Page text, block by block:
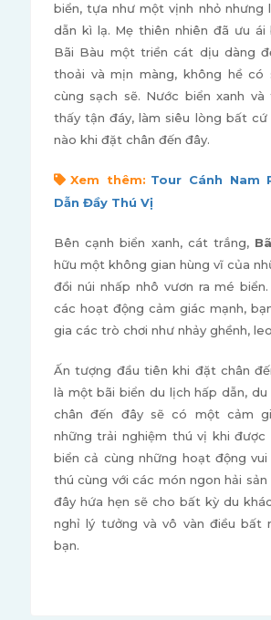
biển, tựa như một vịnh nhỏ nhưng
dẫn kì lạ. Mẹ thiên nhiên đã ưu ái
Bãi Bàu một triền cát dịu dàng
thoải và mịn màng, không hề có
cùng sạch sẽ. Nước biển xanh
thấy tận đáy, làm siêu lòng bất cứ
nào khi đặt chân đến đây.
Xem thêm: Tour Cánh Nam
Dẫn Đầy Thú Vị
Bên cạnh biển xanh, cát trắng,
hữu một không gian hùng vĩ của
đồi núi nhấp nhô vươn ra mé
các hoạt động cảm giác mạnh,
gia các trò chơi như nhảy ghềnh,
Ấn tượng đầu tiên khi đặt chân
là một bãi biển du lịch hấp dẫn,
chân đến đây sẽ có một cảm
những trải nghiệm thú vị khi được
biển cả cùng những hoạt động
thú cùng với các món ngon hải sản
đây hứa hẹn sẽ cho bất kỳ du
nghỉ lý tưởng và vô vàn điều bất
bạn.